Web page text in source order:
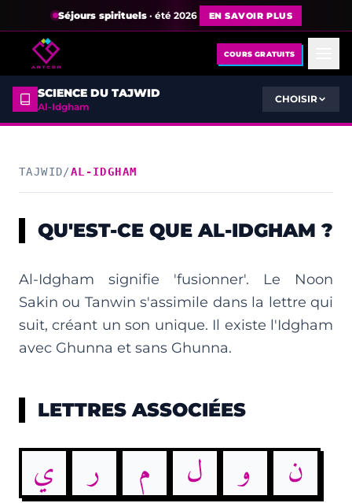
Séjours spirituels· été 2026 EN SAVOIR PLUS
COURS GRATUITS
SCIENCE DU TAJWID
Al-Idgham
CHOISIR
TAJWID/AL-IDGHAM
QU'EST-CE QUE AL-IDGHAM ?
Al-Idgham signifie 'fusionner'. Le Noon
Sakin ou Tanwin s'assimile dans la lettre qui
suit, créant un son unique. Il existe l'Idgham
avec Ghunna et sans Ghunna.
LETTRES ASSOCIÉES
ي ر م ل و ن